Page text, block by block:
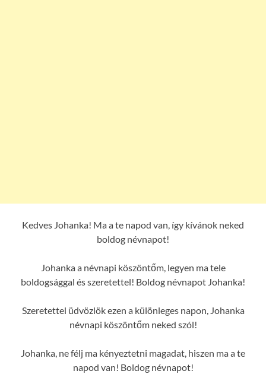
Kedves Johanka! Ma a te napod van, így kívánok neked
boldog névnapot!
Johanka a névnapi köszöntőm, legyen ma tele
boldogsággal és szeretettel! Boldog névnapot Johanka!
Szeretettel üdvözlök ezen a különleges napon, Johanka
névnapi köszöntőm neked szól!
Johanka, ne félj ma kényeztetni magadat, hiszen ma a te
napod van! Boldog névnapot!